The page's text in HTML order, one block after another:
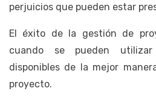
perjuicios que pueden estar
El éxito de la gestión de
cuando se pueden
disponibles de la mejor
proyecto.